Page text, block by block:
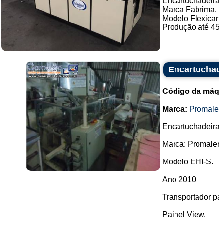
Marca Fabrima.
Modelo
Produção até
Código da
Marca:
Marca:
Modelo EHI-S.
Ano 2010.
Transportador
Painel View.